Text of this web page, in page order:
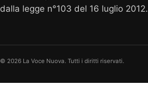
dalla legge n°103 del 16 luglio 2012.
© 2026 La Voce Nuova. Tutti i diritti riservati.